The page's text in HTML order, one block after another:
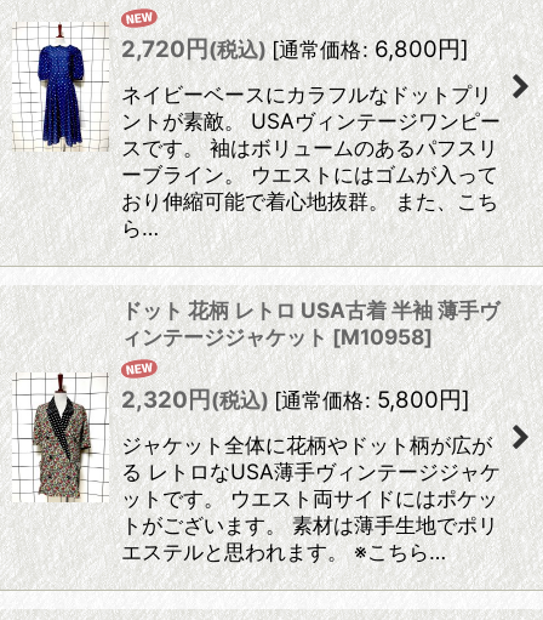
2,720円(税込) [通常価格: 6,800円]
ネイビーベースにカラフルなドットプリ
ントが素敵。 USAヴィンテージワンピー
スです。 袖はボリュームのあるパフスリ
ーブライン。 ウエストにはゴムが入って
おり伸縮可能で着心地抜群。 また、こち
ら…
ドット 花柄 レトロ USA古着 半袖 薄手ヴ
ィンテージジャケット[M10958]
2,320円(税込)[通常価格: 5,800円]
ジャケット全体に花柄やドット柄が広が
る レトロなUSA薄手ヴィンテージジャケ
ットです。 ウエスト両サイドにはポケッ
トがございます。 素材は薄手生地でポリ
エステルと思われます。 ※こちら…